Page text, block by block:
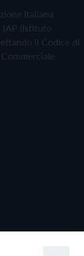
Italiana
IAP (Istituto
il Codice di